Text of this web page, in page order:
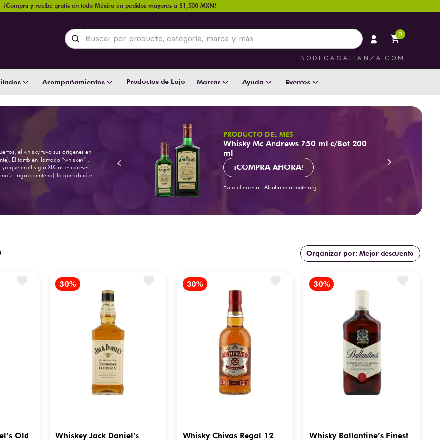
¡Compra y recibe gratis en todo México en pedidos mayores a $1,500 MXN!
Buscar por producto, categoría, marca y más 0
BODEGASALIANZA.COM
Acompañamientos Productos de Lujo Marcas Ayuda Eventos
el whisky tuvo sus orígenes en
El también llamado “whiskey” ,
que en el siglo XIX los escoceses
trigo o centeno), lo que abrió el
PRODUCTO DEL MES
Whisky Mc Andrews 750 ml c/Bot 200
ml
¡COMPRA AHORA!
Mejor descuento
Old
Whiskey Jack Daniel’s
Whisky Chivas Regal 12
Whisky Ballantine’s Finest